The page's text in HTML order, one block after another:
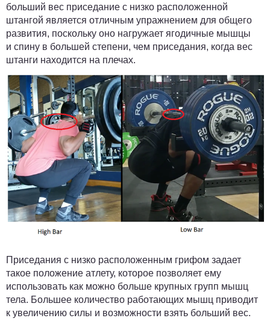
больший вес приседание с низко расположенной
штангой является отличным упражнением для общего
развития, поскольку оно нагружает ягодичные мышцы
и спину в большей степени, чем приседания, когда вес
штанги находится на плечах.
Приседания с низко расположенным грифом задает
такое положение атлету, которое позволяет ему
использовать как можно больше крупных групп мышц
тела. Большее количество работающих мышц приводит
к увеличению силы и возможности взять больший вес.